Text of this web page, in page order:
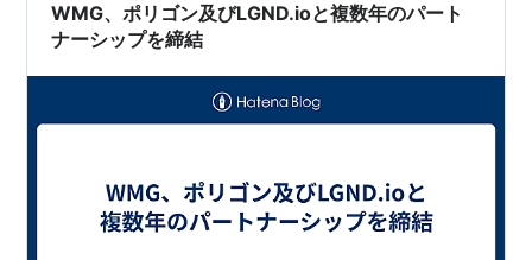
WMG、ポリゴン及びLGND.ioと複数年のパート
ナーシップを締結